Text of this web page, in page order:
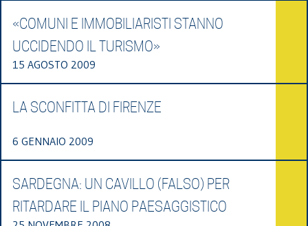
«COMUNI E IMMOBILIARISTI STANNO
UCCIDENDO IL TURISMO»
15 AGOSTO 2009
LA SCONFITTA DI FIRENZE
6 GENNAIO 2009
SARDEGNA: UN CAVILLO (FALSO) PER
RITARDARE IL PIANO PAESAGGISTICO